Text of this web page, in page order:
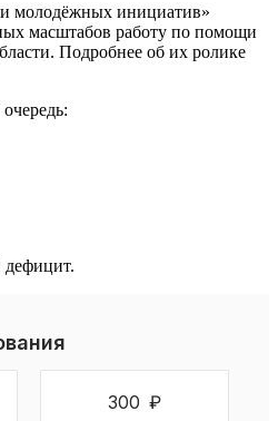
молодёжных инициатив»
масштабов работу по помощи
Подробнее об их ролике
300 ₽